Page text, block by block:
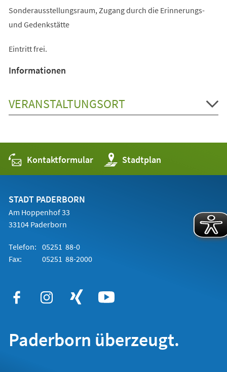
Sonderausstellungsraum, Zugang durch die Erinnerungs-
und Gedenkstätte
Eintritt frei.
Informationen
VERANSTALTUNGSORT
Kontaktformular Stadtplan
(Öffnet
in
einem
STADT PADERBORN
Am Hoppenhof 33
33104 Paderborn
Telefon: 05251 88-0
Fax:
05251 88-2000
Paderborn überzeugt.